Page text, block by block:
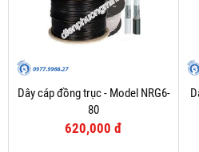
Dây cáp đồng trục - Model NRG6-
80
620,000 đ